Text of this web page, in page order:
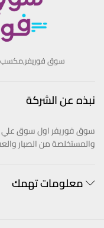
سوق فوريفر,مكسب
نبذه عن الشركة
والمستخلصة من الصبار
معلومات تهمك